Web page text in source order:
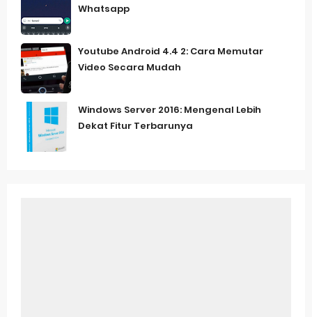
Whatsapp
Youtube Android 4.4 2: Cara Memutar
Video Secara Mudah
Windows Server 2016: Mengenal Lebih
Dekat Fitur Terbarunya